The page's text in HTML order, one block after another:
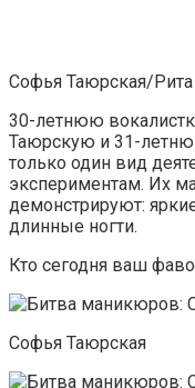
Софья Таюрская/
30-летнюю
Таюрскую и 31-
только один вид
экспериментам. Их
демонстрируют:
длинные ногти.
Кто сегодня ваш
Софья Таюрская